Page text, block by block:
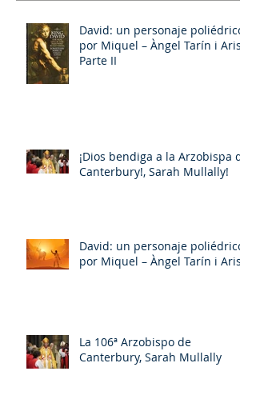
David: un personaje poliédrico,
por Miquel – Àngel Tarín i Arisó
Parte II
¡Dios bendiga a la Arzobispa de
Canterbury!, Sarah Mullally!
David: un personaje poliédrico,
por Miquel – Àngel Tarín i Arisó
La 106ª Arzobispo de
Canterbury, Sarah Mullally